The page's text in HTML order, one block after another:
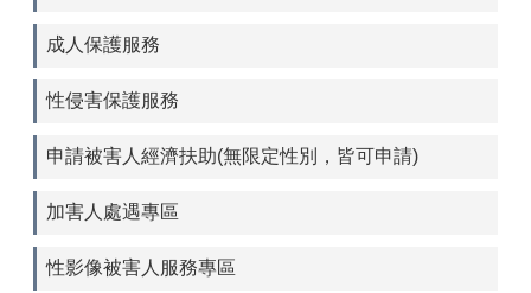
成人保護服務
性侵害保護服務
申請被害人經濟扶助(無限定性別，皆可申請)
加害人處遇專區
性影像被害人服務專區